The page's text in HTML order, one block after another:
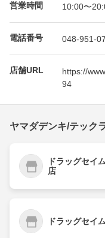
営業時間 10:00〜
電話番号 048-951-
店舗URL
https://
94
ヤマダデンキ/テック
ドラッグセイ
店
ドラッグセイ